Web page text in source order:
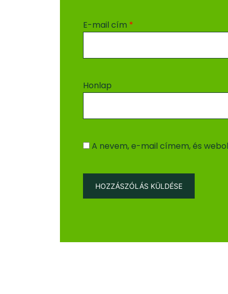
E-mail cím *
Honlap
A nevem, e-mail címem, és